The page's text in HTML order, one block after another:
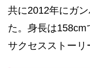
共に2012年にガ
た。身長は
サクセスストーリ